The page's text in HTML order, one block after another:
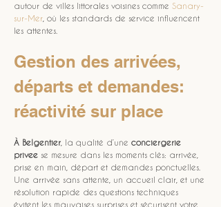
autour de villes littorales voisines comme Sanary-
sur-Mer , où les standards de service influencent
les attentes.
Gestion des arrivées,
départs et demandes:
réactivité sur place
À Belgentier , la qualité d’une conciergerie
privee se mesure dans les moments clés: arrivée,
prise en main, départ et demandes ponctuelles.
Une arrivée sans attente, un accueil clair, et une
résolution rapide des questions techniques
évitent les mauvaises surprises et sécurisent votre